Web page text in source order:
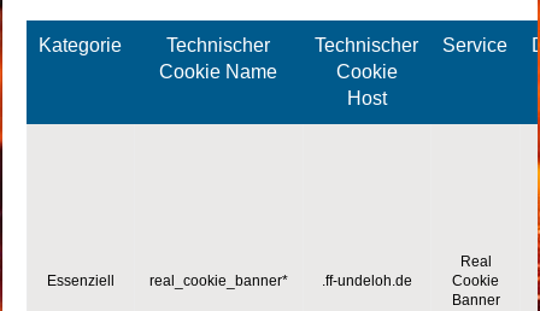
Kategorie
Technischer
Cookie Name
Technischer
Cookie
Host
Service
Essenziell real_cookie_banner* .ff-undeloh.de
Real
Cookie
Banner